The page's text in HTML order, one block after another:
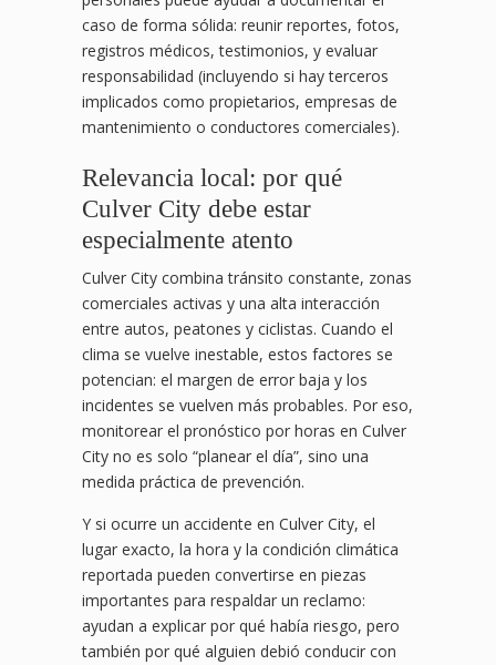
caso de forma sólida: reunir reportes, fotos,
registros médicos, testimonios, y evaluar
responsabilidad (incluyendo si hay terceros
implicados como propietarios, empresas de
mantenimiento o conductores comerciales).
Relevancia local: por qué
Culver City debe estar
especialmente atento
Culver City combina tránsito constante, zonas
comerciales activas y una alta interacción
entre autos, peatones y ciclistas. Cuando el
clima se vuelve inestable, estos factores se
potencian: el margen de error baja y los
incidentes se vuelven más probables. Por eso,
monitorear el pronóstico por horas en Culver
City no es solo “planear el día”, sino una
medida práctica de prevención.
Y si ocurre un accidente en Culver City, el
lugar exacto, la hora y la condición climática
reportada pueden convertirse en piezas
importantes para respaldar un reclamo:
ayudan a explicar por qué había riesgo, pero
también por qué alguien debió conducir con